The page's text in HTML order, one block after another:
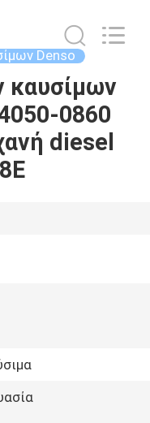
Denso
καυσίμων
0860
diesel